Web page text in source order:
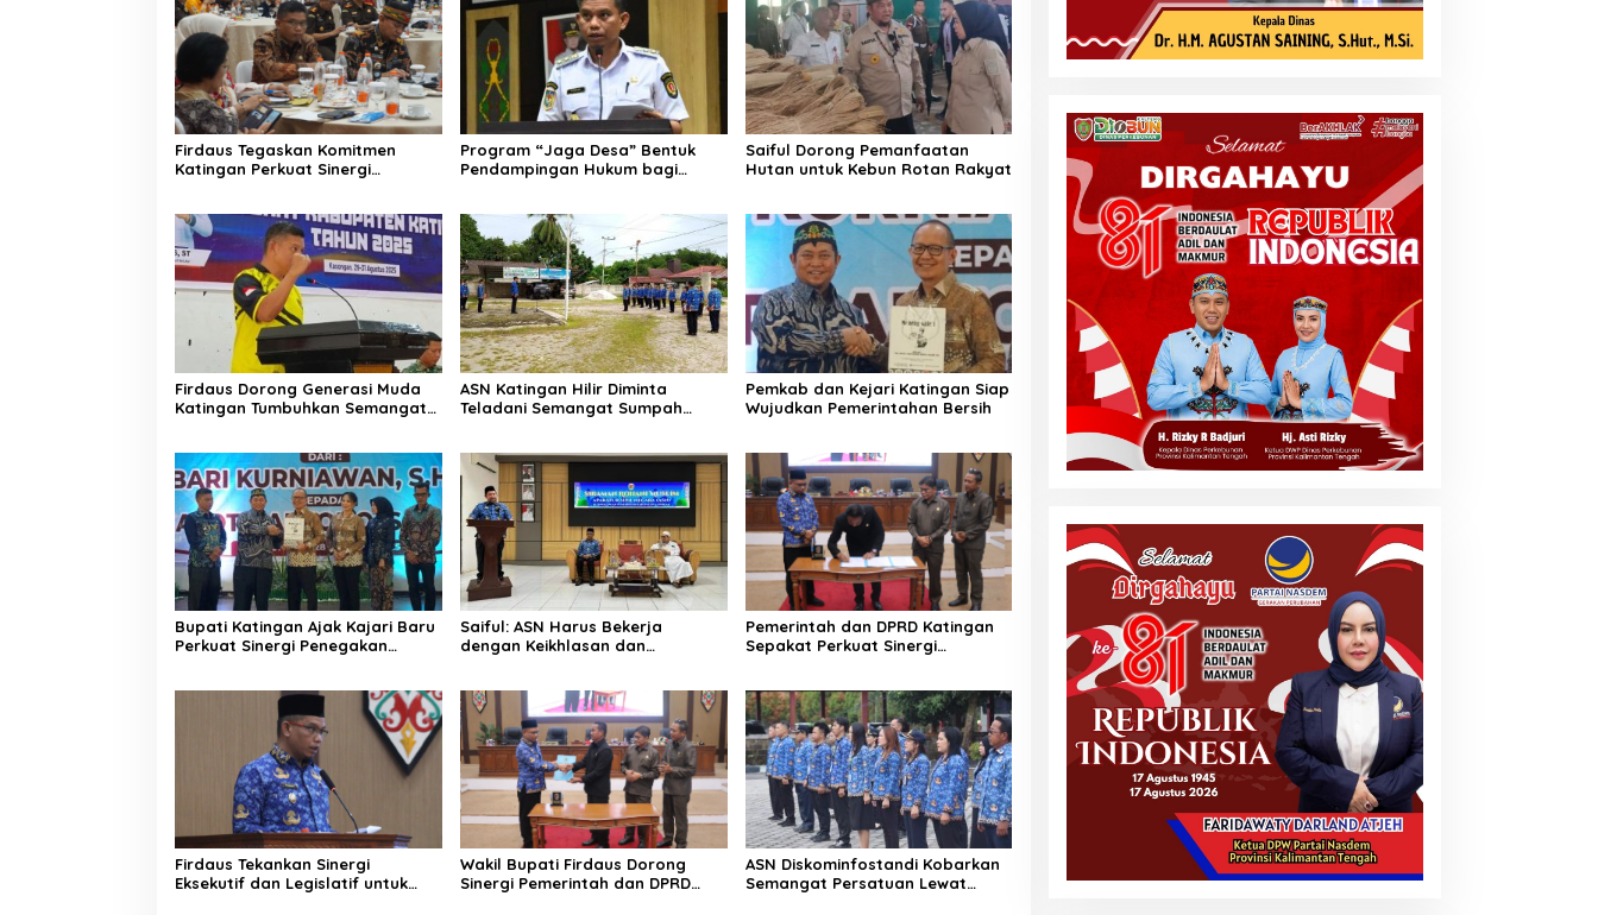
Firdaus Tegaskan Komitmen
Katingan Perkuat Sinergi
Program “Jaga Desa” Bentuk
Pendampingan Hukum bagi
Saiful Dorong Pemanfaatan
Hutan untuk Kebun Rotan Rakyat
Firdaus Dorong Generasi Muda
Katingan Tumbuhkan Semangat
ASN Katingan Hilir Diminta
Teladani Semangat Sumpah
Pemkab dan Kejari Katingan Siap
Wujudkan Pemerintahan Bersih
Bupati Katingan Ajak Kajari Baru
Perkuat Sinergi Penegakan
Saiful: ASN Harus Bekerja
dengan Keikhlasan dan
Pemerintah dan DPRD Katingan
Sepakat Perkuat Sinergi
Firdaus Tekankan Sinergi
Eksekutif dan Legislatif untuk
Wakil Bupati Firdaus Dorong
Sinergi Pemerintah dan DPRD
ASN Diskominfostandi Kobarkan
Semangat Persatuan Lewat